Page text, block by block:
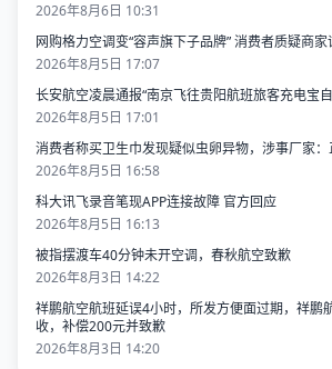
2026年8月6日 10:31
网购格力空调变“容声旗下子品牌” 消费者质疑商
2026年8月5日 17:07
长安航空凌晨通报“南京飞往贵阳航班旅客充电宝
2026年8月5日 17:01
消费者称买卫生巾发现疑似虫卵异物，涉事厂家
2026年8月5日 16:58
科大讯飞录音笔现APP连接故障 官方回应
2026年8月5日 16:13
被指摆渡车40分钟未开空调，春秋航空致歉
2026年8月3日 14:22
祥鹏航空航班延误4小时，所发方便面过期，祥鹏
收，补偿200元并致歉
2026年8月3日 14:20